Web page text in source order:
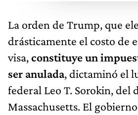
La orden de Trump, que
drásticamente el costo de
visa,constituye un
ser anulada, dictaminó el
federal Leo T. Sorokin, del
Massachusetts. El